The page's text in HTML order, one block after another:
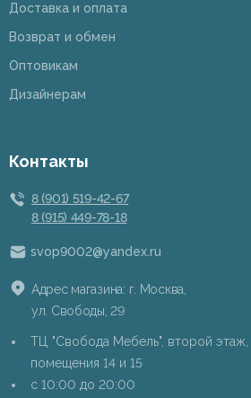
Доставка и оплата
Возврат и обмен
Оптовикам
Дизайнерам
Контакты
8 (901) 519-42-67
8 (915) 449-78-18
svop9002@yandex.ru
Адрес магазина: г. Москва,
ул. Свободы, 29
ТЦ "Свобода Мебель", второй этаж,
помещения 14 и 15
c 10:00 до 20:00